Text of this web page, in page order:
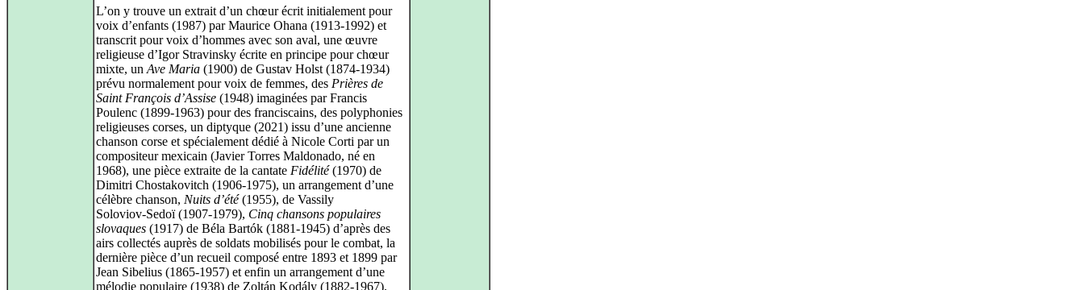
L’on y trouve un extrait d’un chœur écrit initialement pour
voix d’enfants (1987) par Maurice Ohana (1913‑1992) et
transcrit pour voix d’hommes avec son aval, une œuvre
religieuse d’Igor Stravinsky écrite en principe pour chœur
mixte, un Ave Maria (1900) de Gustav Holst (1874‑1934)
prévu normalement pour voix de femmes, des Prières de
Saint François d’Assise (1948) imaginées par Francis
Poulenc (1899‑1963) pour des franciscains, des polyphonies
religieuses corses, un diptyque (2021) issu d’une ancienne
chanson corse et spécialement dédié à Nicole Corti par un
compositeur mexicain (Javier Torres Maldonado, né en
1968), une pièce extraite de la cantate Fidélité(1970) de
Dimitri Chostakovitch (1906‑1975), un arrangement d’une
célèbre chanson, Nuits d’été(1955), de Vassily
Soloviov‑Sedoï (1907‑1979), Cinq chansons populaires
slovaques (1917) de Béla Bartók (1881‑1945) d’après des
airs collectés auprès de soldats mobilisés pour le combat, la
dernière pièce d’un recueil composé entre 1893 et 1899 par
Jean Sibelius (1865‑1957) et enfin un arrangement d’une
mélodie populaire (1938) de Zoltán Kodály (1882‑1967).